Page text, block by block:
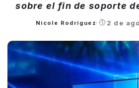
sobre el fin de soporte
Posted
Nicole Rodríguez 2 de